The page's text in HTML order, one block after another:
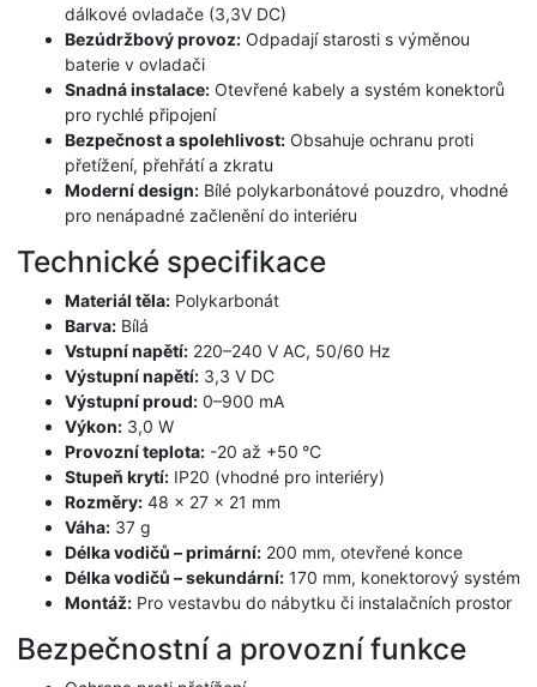
dálkové ovladače (3,3V DC)
Bezúdržbový provoz: Odpadají starosti s výměnou
baterie v ovladači
Snadná instalace: Otevřené kabely a systém konektorů
pro rychlé připojení
Bezpečnost a spolehlivost: Obsahuje ochranu proti
přetížení, přehřátí a zkratu
Moderní design: Bílé polykarbonátové pouzdro, vhodné
pro nenápadné začlenění do interiéru
Technické specifikace
Materiál těla: Polykarbonát
Barva: Bílá
Vstupní napětí: 220–240 V AC, 50/60 Hz
Výstupní napětí: 3,3 V DC
Výstupní proud: 0–900 mA
Výkon: 3,0 W
Provozní teplota: -20 až +50 °C
Stupeň krytí: IP20 (vhodné pro interiéry)
Rozměry: 48 × 27 × 21 mm
Váha: 37 g
Délka vodičů – primární: 200 mm, otevřené konce
Délka vodičů – sekundární: 170 mm, konektorový systém
Montáž: Pro vestavbu do nábytku či instalačních prostor
Bezpečnostní a provozní funkce